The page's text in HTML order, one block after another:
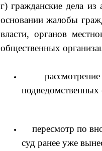
г) гражданские дела
основании жалобы
власти, органов
общественных
рассмотрение
подведомственных
пересмотр по
суд ранее уже